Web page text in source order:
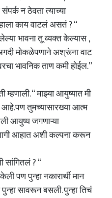
न ठेवता त्याच्या
काय वाटलं असतं ? “
भावना तू व्यक्त केल्यास ,
मोकळेपणाने अश्रूंना वाट
भावनिक ताण कमी होईल.”
म्हणाली. “ माझ्या आयुष्यात मी
तुमच्यासारख्या आत्म
आयुष्य जगणाऱ्या
जागी आहात अशी कल्पना करून
? “
पण पुन्हा नकारार्थी मान
सावरून बसली. पुन्हा तिचं